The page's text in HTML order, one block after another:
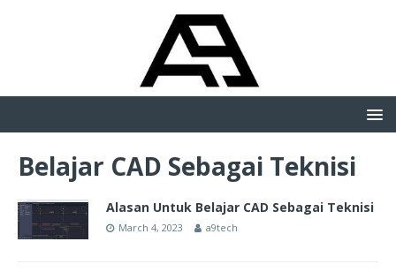
Belajar CAD Sebagai Teknisi
Alasan Untuk Belajar CAD Sebagai Teknisi
March 4, 2023 a9tech